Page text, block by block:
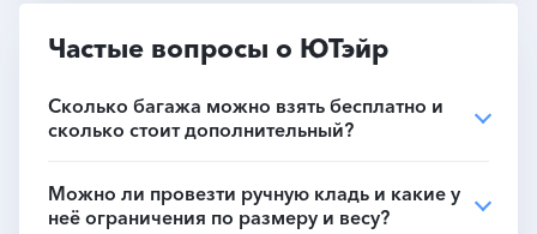
Частые вопросы о ЮТэйр
Сколько багажа можно взять бесплатно и
сколько стоит дополнительный?
Можно ли провезти ручную кладь и какие у
неё ограничения по размеру и весу?